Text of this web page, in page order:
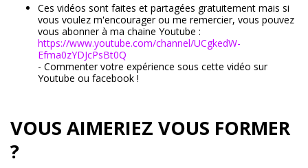
Ces vidéos sont faites et partagées gratuitement mais si
vous voulez m'encourager ou me remercier, vous pouvez
vous abonner à ma chaine Youtube :
https://www.youtube.com/channel/UCgkedW-
Efma0zYDJcPsBt0Q
- Commenter votre expérience sous cette vidéo sur
Youtube ou facebook !
VOUS AIMERIEZ VOUS FORMER
?